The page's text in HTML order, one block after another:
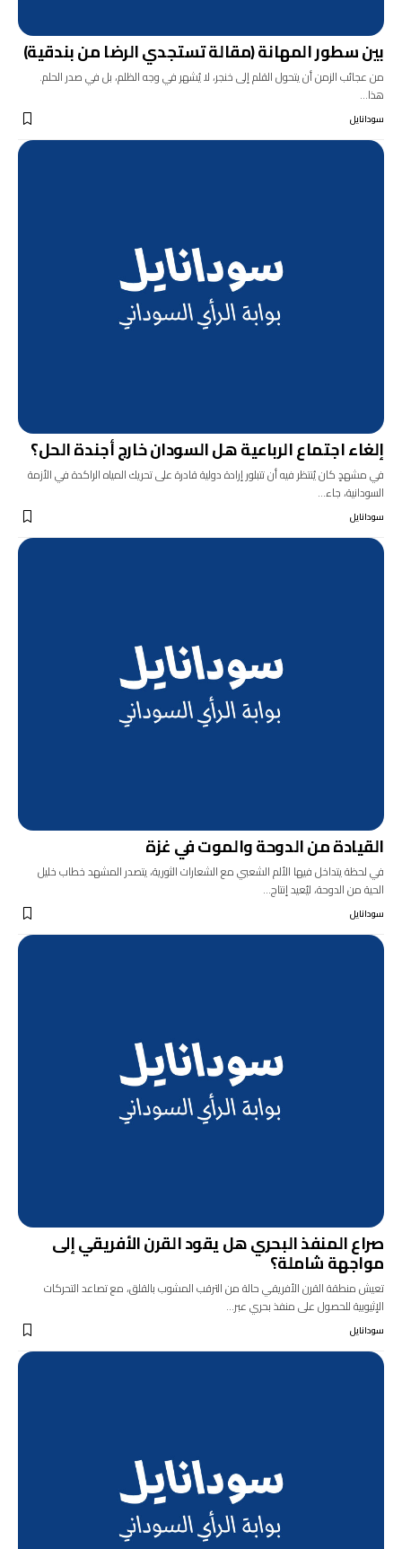
بين سطور المهانة (مقالة تستجدي الرضا من بندقية)
من عجائب الزمن أن يتحول القلم إلى خنجر، لا يُشهر في وجه الظلم، بل في صدر الحلم.
هذا…
سودانايل
إلغاء اجتماع الرباعية هل السودان خارج أجندة الحل؟
في مشهدٍ كان يُنتظر فيه أن تتبلور إرادة دولية قادرة على تحريك المياه الراكدة في الأزمة
السودانية، جاء…
سودانايل
القيادة من الدوحة والموت في غزة
في لحظة يتداخل فيها الألم الشعبي مع الشعارات الثورية، يتصدر المشهد خطاب خليل
الحية من الدوحة، ليُعيد إنتاج…
سودانايل
صراع المنفذ البحري هل يقود القرن الأفريقي إلى
مواجهة شاملة؟
تعيش منطقة القرن الأفريقي حالة من الترقب المشوب بالقلق، مع تصاعد التحركات
الإثيوبية للحصول على منفذ بحري عبر…
سودانايل